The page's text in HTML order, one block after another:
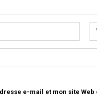
e-mail et mon site